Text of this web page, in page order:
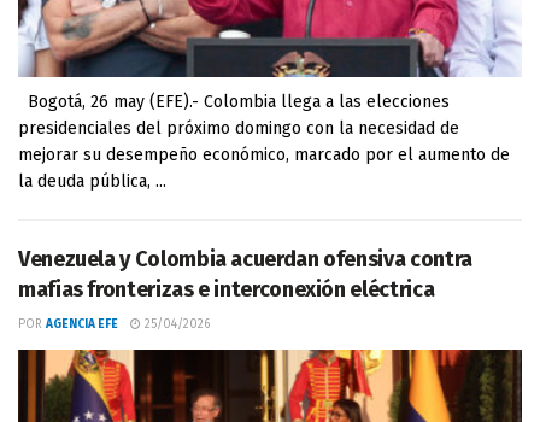
Bogotá, 26 may (EFE).- Colombia llega a las elecciones
presidenciales del próximo domingo con la necesidad de
mejorar su desempeño económico, marcado por el aumento de
la deuda pública, ...
Venezuela y Colombia acuerdan ofensiva contra
mafias fronterizas e interconexión eléctrica
POR AGENCIA EFE 25/04/2026